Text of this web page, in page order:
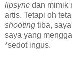
lipsync dan mimik
artis. Tetapi oh
shooting tiba,
saya yang
*sedot ingus.